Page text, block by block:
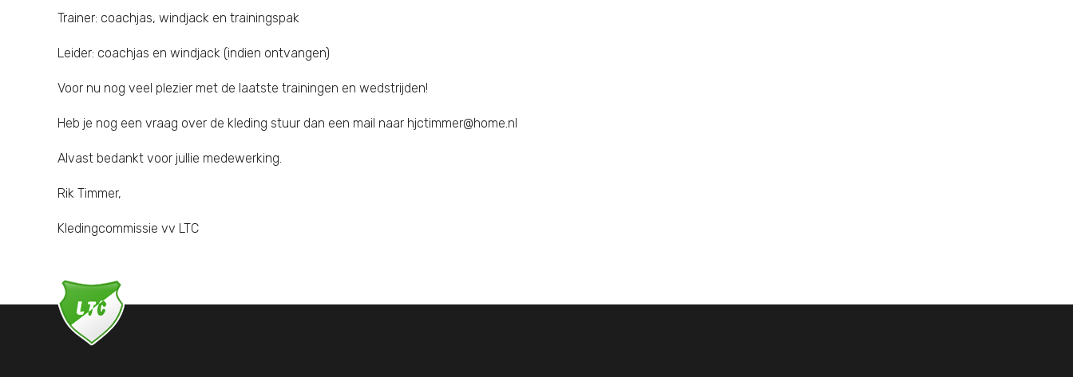
Trainer: coachjas, windjack en trainingspak
Leider: coachjas en windjack (indien ontvangen)
Voor nu nog veel plezier met de laatste trainingen en wedstrijden!
Heb je nog een vraag over de kleding stuur dan een mail naar hjctimmer@home.nl
Alvast bedankt voor jullie medewerking.
Rik Timmer,
Kledingcommissie vv LTC